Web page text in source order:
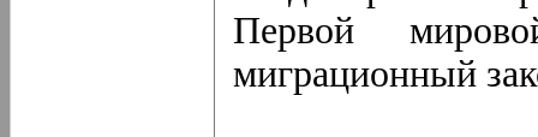
Первой
миграционный